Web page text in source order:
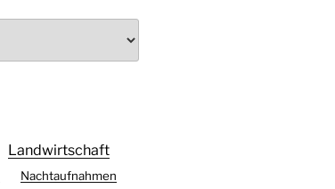
Landwirtschaft
Nachtaufnahmen